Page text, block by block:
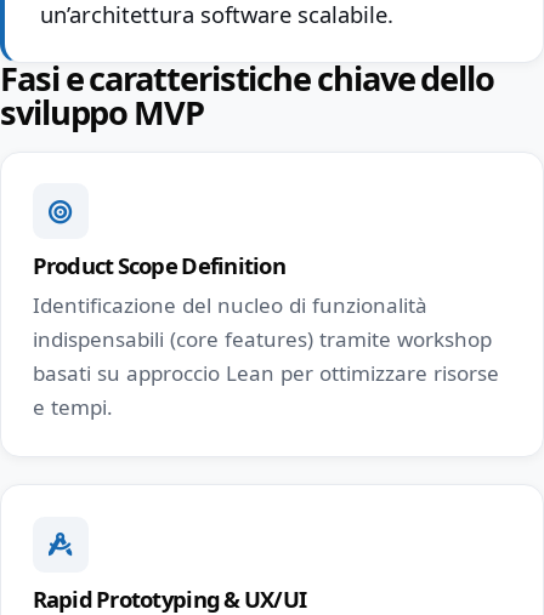
un’architettura software scalabile.
Fasi e caratteristiche chiave dello
sviluppo MVP
Product Scope Definition
Identificazione del nucleo di funzionalità
indispensabili (core features) tramite workshop
basati su approccio Lean per ottimizzare risorse
e tempi.
Rapid Prototyping & UX/UI